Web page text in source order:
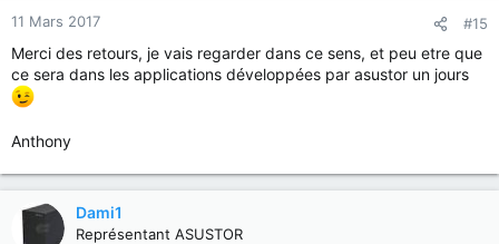
11 Mars 2017 #15
Merci des retours, je vais regarder dans ce sens, et peu etre que
ce sera dans les applications développées par asustor un jours
Anthony
Dami1
Représentant ASUSTOR